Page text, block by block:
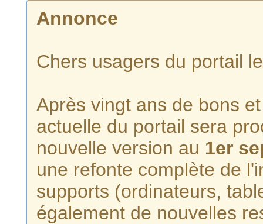
Annonce
Chers usagers du portail
Après vingt ans de bons
actuelle du portail sera
nouvelle version au 1er
une refonte complète de
supports (ordinateurs,
également de nouvelles